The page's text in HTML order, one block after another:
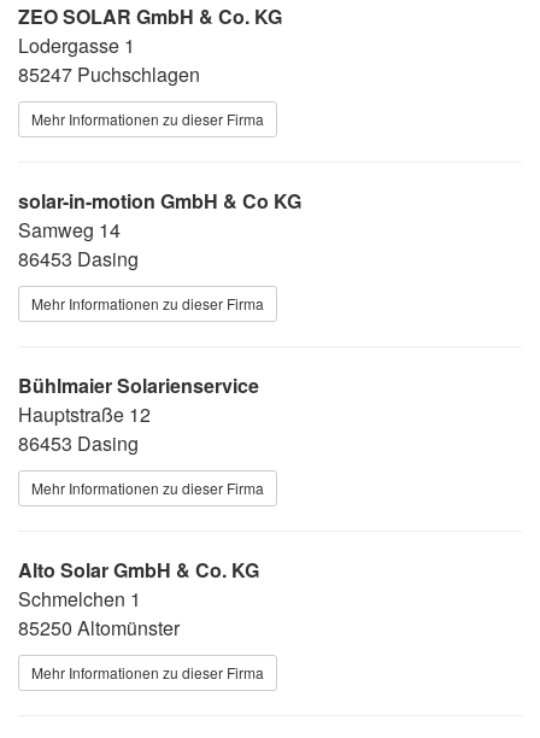
ZEO SOLAR GmbH & Co. KG
Lodergasse 1
85247 Puchschlagen
Mehr Informationen zu dieser Firma
solar-in-motion GmbH & Co KG
Samweg 14
86453 Dasing
Mehr Informationen zu dieser Firma
Bühlmaier Solarienservice
Hauptstraße 12
86453 Dasing
Mehr Informationen zu dieser Firma
Alto Solar GmbH & Co. KG
Schmelchen 1
85250 Altomünster
Mehr Informationen zu dieser Firma